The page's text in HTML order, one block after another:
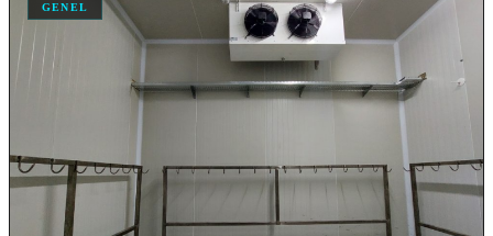
SOĞUK HAVA DEPOSU FIYATLARI VE MALIYET HESAPLAMA
04 Nis 2026
ANKARA IÇIN SOĞUK HAVA DEPOSU İMALATI YAPAN…
DONUK ODA
11 Şub 2026
GENEL